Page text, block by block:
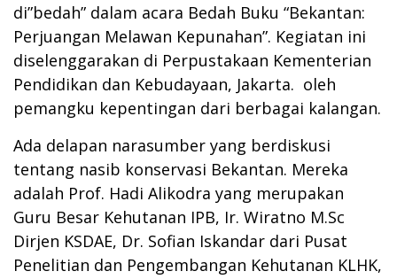
di”bedah” dalam acara Bedah Buku “Bekantan:
Perjuangan Melawan Kepunahan”. Kegiatan ini
diselenggarakan di Perpustakaan Kementerian
Pendidikan dan Kebudayaan, Jakarta. oleh
pemangku kepentingan dari berbagai kalangan.
Ada delapan narasumber yang berdiskusi
tentang nasib konservasi Bekantan. Mereka
adalah Prof. Hadi Alikodra yang merupakan
Guru Besar Kehutanan IPB, Ir. Wiratno M.Sc
Dirjen KSDAE, Dr. Sofian Iskandar dari Pusat
Penelitian dan Pengembangan Kehutanan KLHK,